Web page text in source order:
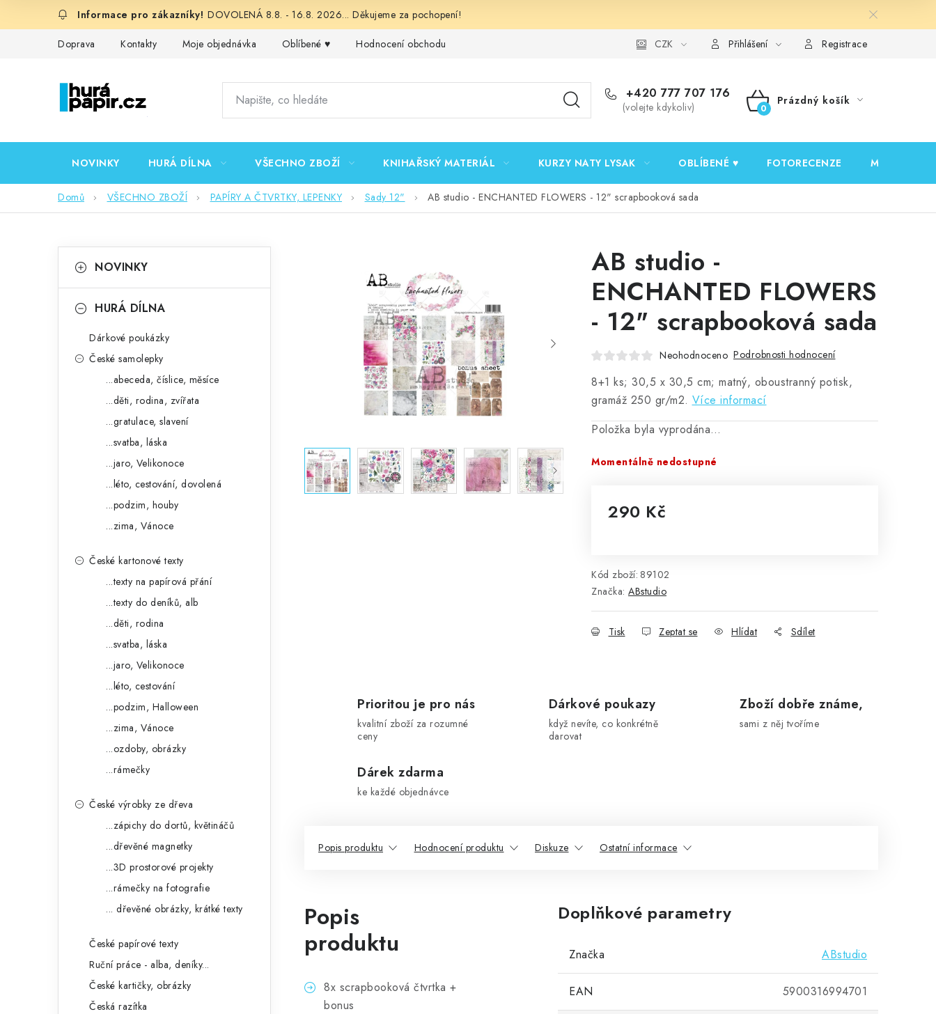
DOVOLENÁ 8.8. - 16.8. 2026... Děkujeme za pochopení!
Doprava Kontakty Moje objednávka Oblíbené ♥️ Hodnocení obchodu Podmínky ochrany osobních údajů Ověřování recenzí
CZK Přihlášení Registrace
+420 777 707 176
(volejte kdykoliv)
NÁKUPNÍ
Prázdný košík
NOVINKY HURÁ DÍLNA VŠECHNO ZBOŽÍ KNIHAŘSKÝ MATERIÁL KURZY NATY LYSAK OBLÍBENÉ ♥️ FOTORECENZE MOJE
Domů VŠECHNO ZBOŽÍ PAPÍRY A ČTVRTKY, LEPENKY Sady 12" AB studio - ENCHANTED FLOWERS - 12" scrapbooková sada
okategorie
a
NOVINKY
HURÁ DÍLNA
Dárkové poukázky
České samolepky
...abeceda, číslice, měsíce
...děti, rodina, zvířata
...gratulace, slavení
...svatba, láska
...jaro, Velikonoce
...léto, cestování, dovolená
...podzim, houby
...zima, Vánoce
České kartonové texty
...texty na papírová přání
...texty do deníků, alb
...děti, rodina
...svatba, láska
...jaro, Velikonoce
...léto, cestování
...podzim, Halloween
...zima, Vánoce
...ozdoby, obrázky
...rámečky
České výrobky ze dřeva
...zápichy do dortů, květináčů
...dřevěné magnetky
...3D prostorové projekty
...rámečky na fotografie
... dřevěné obrázky, krátké texty
České papírové texty
Ruční práce - alba, deníky...
České kartičky, obrázky
Česká razítka
AB studio -
ENCHANTED FLOWERS
- 12" scrapbooková sada
Neohodnoceno Podrobnosti hodnocení
8+1 ks; 30,5 x 30,5 cm; matný, oboustranný potisk,
gramáž 250 gr/m2. Více informací
Položka byla vyprodána…
Momentálně nedostupné
290 Kč
Kód zboží: 89102
Značka: ABstudio
Tisk Zeptat se Hlídat Sdílet
Prioritou je pro nás
kvalitní zboží za rozumné
ceny
Dárkové poukazy
když nevíte, co konkrétně
darovat
Zboží dobře známe,
sami z něj tvoříme
Dárek zdarma
ke každé objednávce
Popis produktu Hodnocení produktu Diskuze Ostatní informace
Popis
produktu
8x scrapbooková čtvrtka +
bonus
Doplňkové parametry
Značka ABstudio
EAN 5900316994701